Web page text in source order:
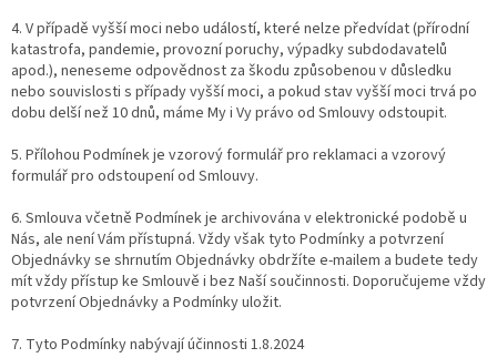
4. V případě vyšší moci nebo událostí, které nelze předvídat (přírodní
katastrofa, pandemie, provozní poruchy, výpadky subdodavatelů
apod.), neneseme odpovědnost za škodu způsobenou v důsledku
nebo souvislosti s případy vyšší moci, a pokud stav vyšší moci trvá po
dobu delší než 10 dnů, máme My i Vy právo od Smlouvy odstoupit.
5. Přílohou Podmínek je vzorový formulář pro reklamaci a vzorový
formulář pro odstoupení od Smlouvy.
6. Smlouva včetně Podmínek je archivována v elektronické podobě u
Nás, ale není Vám přístupná. Vždy však tyto Podmínky a potvrzení
Objednávky se shrnutím Objednávky obdržíte e-mailem a budete tedy
mít vždy přístup ke Smlouvě i bez Naší součinnosti. Doporučujeme vždy
potvrzení Objednávky a Podmínky uložit.
7. Tyto Podmínky nabývají účinnosti 1.8.2024